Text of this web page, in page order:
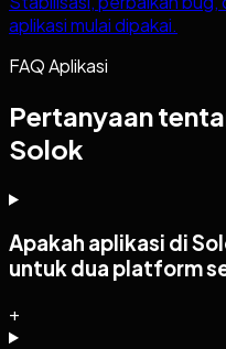
aplikasi mulai dipakai.
FAQ Aplikasi
Pertanyaan
Solok
Apakah aplikasi di
untuk dua platform
+